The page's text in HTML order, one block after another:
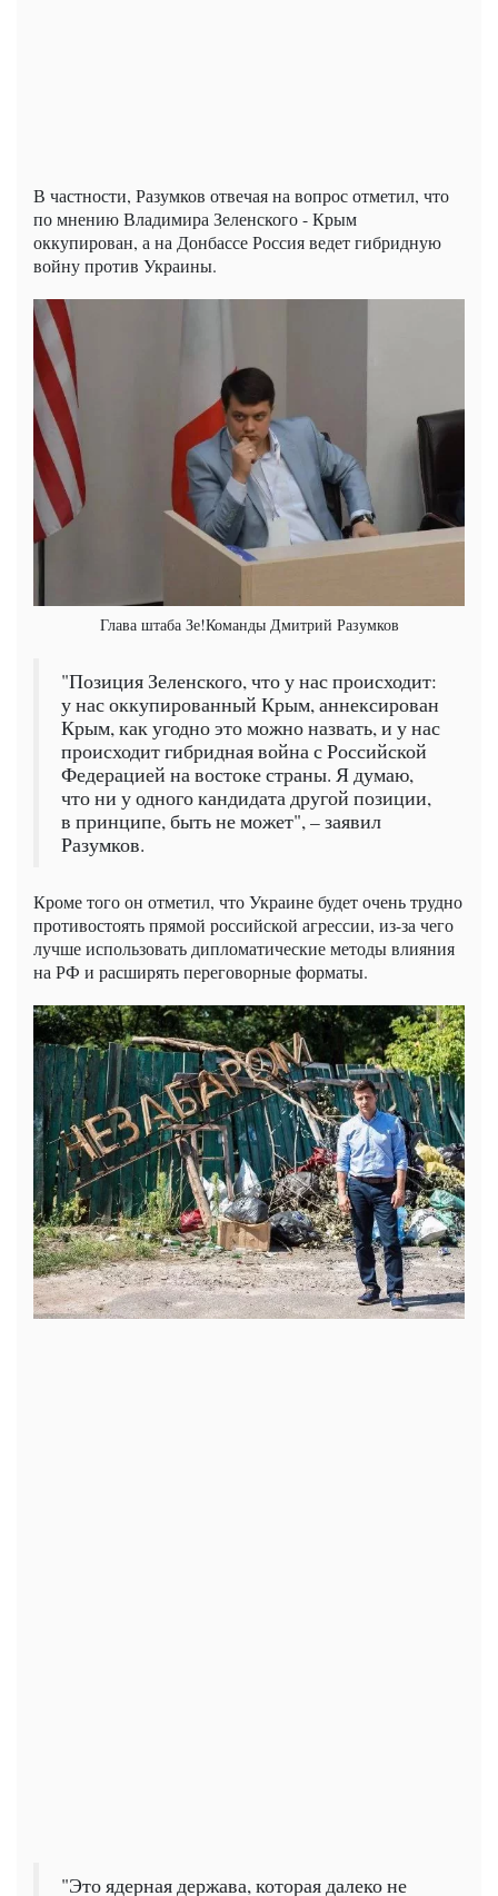
В частности, Разумков отвечая на вопрос отметил, что
по мнению Владимира Зеленского - Крым
оккупирован, а на Донбассе Россия ведет гибридную
войну против Украины.
Глава штаба Зе!Команды Дмитрий Разумков
"Позиция Зеленского, что у нас происходит:
у нас оккупированный Крым, аннексирован
Крым, как угодно это можно назвать, и у нас
происходит гибридная война с Российской
Федерацией на востоке страны. Я думаю,
что ни у одного кандидата другой позиции,
в принципе, быть не может", – заявил
Разумков.
Кроме того он отметил, что Украине будет очень трудно
противостоять прямой российской агрессии, из-за чего
лучше использовать дипломатические методы влияния
на РФ и расширять переговорные форматы.
"Это ядерная держава, которая далеко не